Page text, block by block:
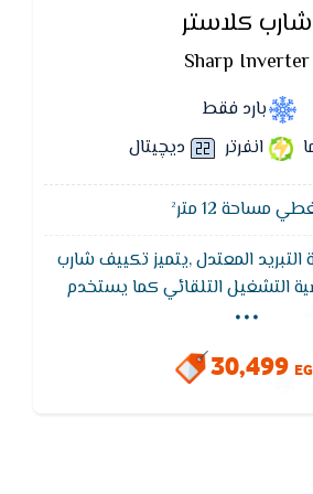
شارب كلاستر
Sharp Inverter
بارد فقط
انفرتر ديچيتال
مساحة 12 متر²
التبريد المعتدل ,يتميز تكييف شارب
التشغيل التلقائي كما يستخدم
تكييف شارب خاصية MCHX لتوفير الكهرباء حيث يقوم
الذى لديه القدرة على تغيير درجات
...
30,499